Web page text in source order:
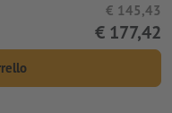
€ 145,43
€ 177,42